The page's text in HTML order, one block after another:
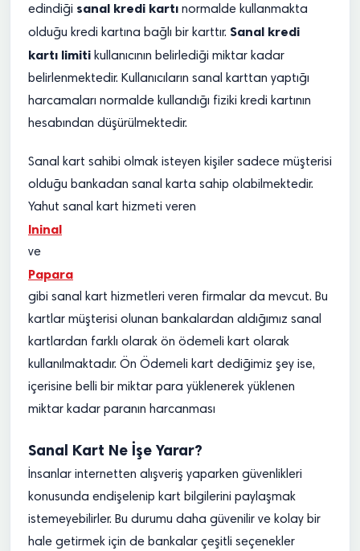
edindiği sanal kredi kartı normalde kullanmakta
olduğu kredi kartına bağlı bir karttır. Sanal kredi
kartı limiti kullanıcının belirlediği miktar kadar
belirlenmektedir. Kullanıcıların sanal karttan yaptığı
harcamaları normalde kullandığı fiziki kredi kartının
hesabından düşürülmektedir.
Sanal kart sahibi olmak isteyen kişiler sadece müşterisi
olduğu bankadan sanal karta sahip olabilmektedir.
Yahut sanal kart hizmeti veren
Ininal
ve
Papara
gibi sanal kart hizmetleri veren firmalar da mevcut. Bu
kartlar müşterisi olunan bankalardan aldığımız sanal
kartlardan farklı olarak ön ödemeli kart olarak
kullanılmaktadır. Ön Ödemeli kart dediğimiz şey ise,
içerisine belli bir miktar para yüklenerek yüklenen
miktar kadar paranın harcanması
Sanal Kart Ne İşe Yarar?
İnsanlar internetten alışveriş yaparken güvenlikleri
konusunda endişelenip kart bilgilerini paylaşmak
istemeyebilirler. Bu durumu daha güvenilir ve kolay bir
hale getirmek için de bankalar çeşitli seçenekler